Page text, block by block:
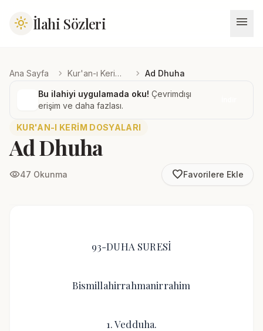
light_mode İlahi Sözleri menu
Ana Sayfa chevron_right Kur'an-ı Kerim Dosyaları chevron_right Ad Dhuha
Bu ilahiyi uygulamada oku! Çevrimdışı
erişim ve daha fazlası.
KUR'AN-I KERIM DOSYALARI
Ad Dhuha
visibility47 Okunma favorite_borderFavorilere Ekle
93-DUHA SURESİ
Bismillahirrahmanirrahim
1. Vedduha.